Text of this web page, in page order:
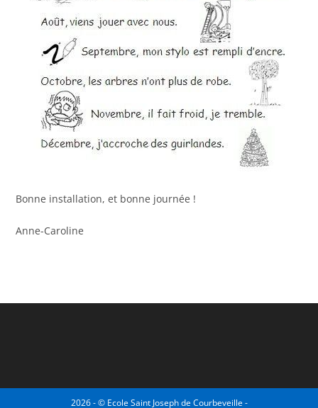
Bonne installation, et bonne journée !
Anne-Caroline
2026 - © Ecole Saint Joseph de Courbeveille -